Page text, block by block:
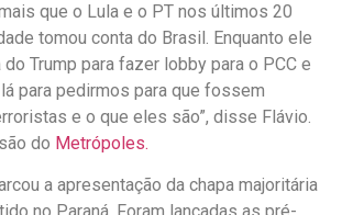
que o Lula e o PT nos últimos 20
tomou conta do Brasil. Enquanto ele
Trump para fazer lobby para o PCC e
para pedirmos para que fossem
e o que eles são”, disse Flávio.
do Metrópoles.
a apresentação da chapa majoritária